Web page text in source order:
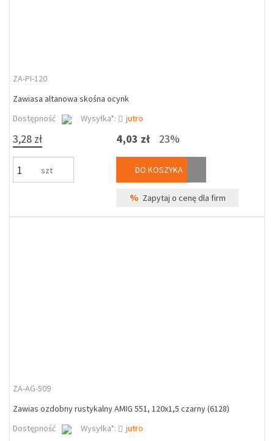
ZA-PI-120
Zawiasa altanowa skośna ocynk
Dostępność
Wysyłka*: jutro
3,28 zł
szt
4,03 zł 23%
DO KOSZYKA
% Zapytaj o cenę dla firm
ZA-AG-509
Zawias ozdobny rustykalny AMIG 551, 120x1,5 czarny (6128)
Dostępność
Wysyłka*: jutro